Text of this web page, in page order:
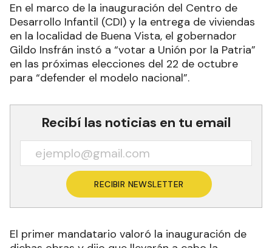
En el marco de la inauguración del Centro de
Desarrollo Infantil (CDI) y la entrega de viviendas
en la localidad de Buena Vista, el gobernador
Gildo Insfrán instó a “votar a Unión por la Patria”
en las próximas elecciones del 22 de octubre
para “defender el modelo nacional”.
Recibí las noticias en tu email
RECIBIR NEWSLETTER
El primer mandatario valoró la inauguración de